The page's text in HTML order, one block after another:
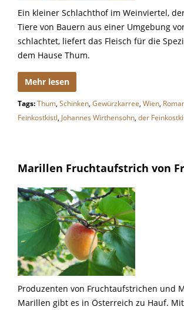
Ein kleiner Schlachthof im Weinviertel,
Tiere von Bauern aus einer Umgebung
schlachtet, liefert das Fleisch für die
dem Hause Thum.
Mehr lesen
Tags:Thum, Schinken, Gewürzkarree, Wien,
Feinkostkistl, Johannes Wirthensohn, der
Marillen Fruchtaufstrich von
Produzenten von Fruchtaufstrichen und
Marillen gibt es in Österreich zu Hauf.